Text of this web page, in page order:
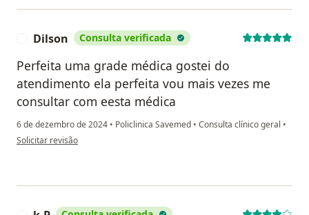
Dilson Consulta verificada
Perfeita uma grade médica gostei do
atendimento ela perfeita vou mais vezes me
consultar com eesta médica
6 de dezembro de 2024 • Policlinica Savemed • Consulta clínico geral •
na opinião do utilizador Dilson
Solicitar revisão